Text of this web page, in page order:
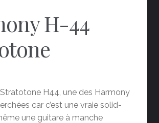
H-44
H44, une des Harmony
car c’est une vraie solid-
une guitare à manche